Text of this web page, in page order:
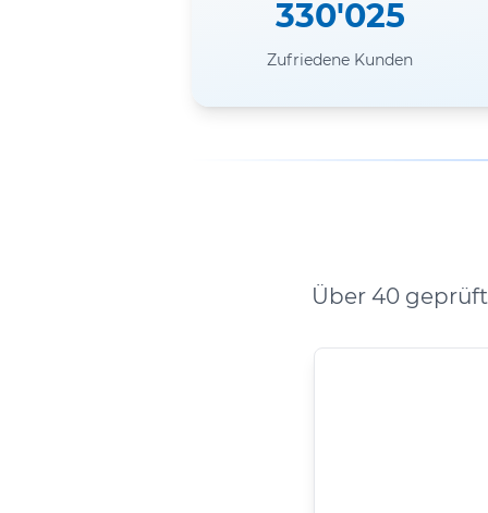
330'025
Zufriedene Kunden
Über 40